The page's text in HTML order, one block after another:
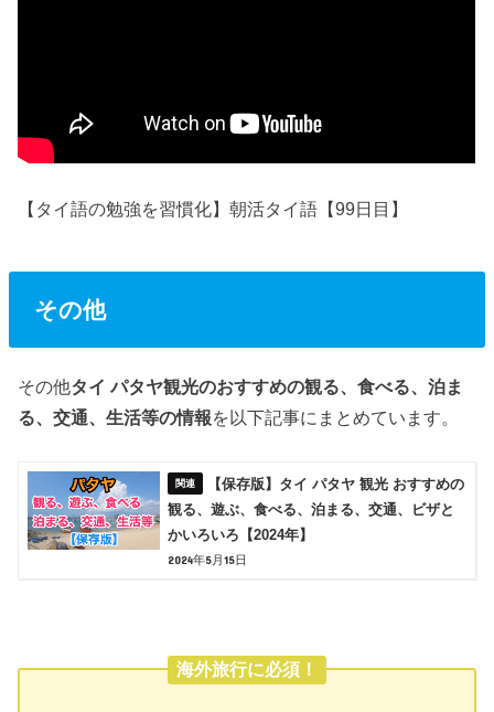
【タイ語の勉強を習慣化】朝活タイ語【99日目】
その他
その他タイ パタヤ観光のおすすめの観る、食べる、泊ま
る、交通、生活等の情報を以下記事にまとめています。
【保存版】タイ パタヤ 観光 おすすめの
観る、遊ぶ、食べる、泊まる、交通、ビザと
かいろいろ【2024年】
2024年5月15日
海外旅行に必須！